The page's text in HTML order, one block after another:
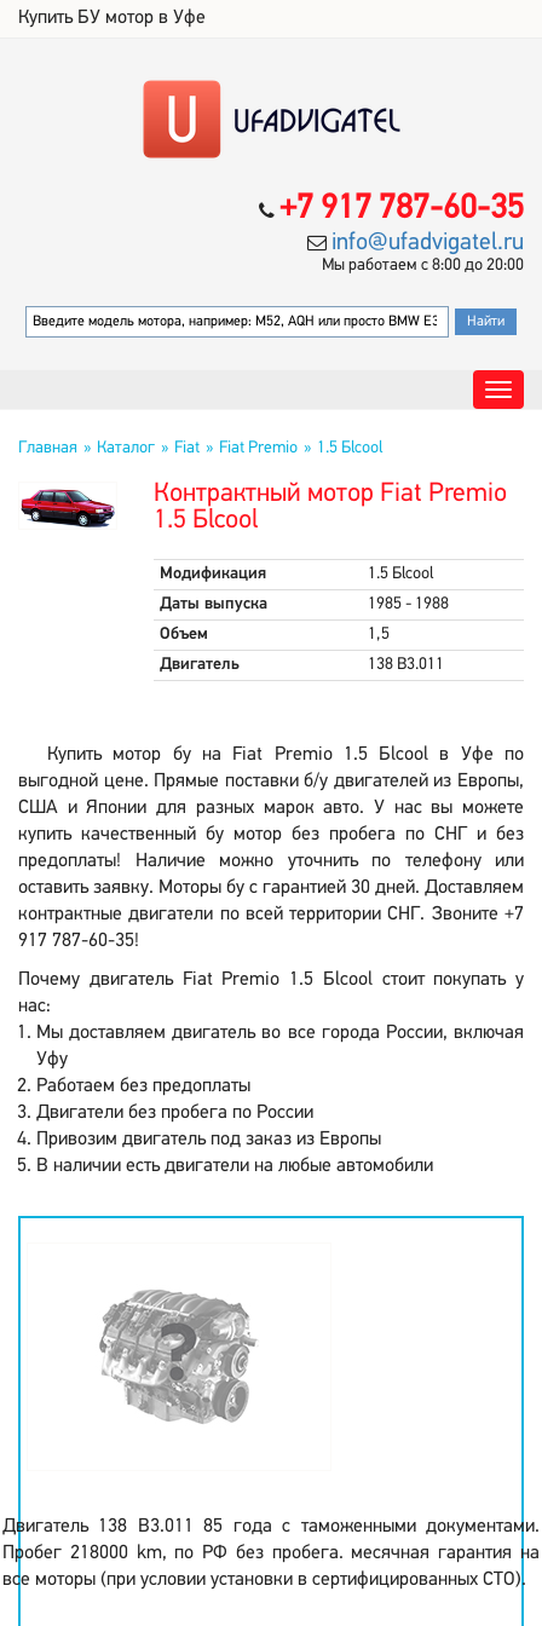
Купить БУ мотор в Уфе
+7 917 787-60-35
info@ufadvigatel.ru
Мы работаем с 8:00 до 20:00
Главная Каталог Fiat Fiat Premio 1.5 Бlcool
Контрактный мотор Fiat Premio
1.5 Бlcool
Модификация
1.5 Бlcool
Даты выпуска
1985 - 1988
Объем
1,5
Двигатель
138 B3.011
Купить мотор бу на Fiat Premio 1.5 Бlcool в Уфе по
выгодной цене. Прямые поставки б/у двигателей из Европы,
США и Японии для разных марок авто. У нас вы можете
купить качественный бу мотор без пробега по СНГ и без
предоплаты! Наличие можно уточнить по телефону или
оставить заявку. Моторы бу с гарантией 30 дней. Доставляем
контрактные двигатели по всей территории СНГ. Звоните +7
917 787-60-35!
Почему двигатель Fiat Premio 1.5 Бlcool стоит покупать у
нас:
Мы доставляем двигатель во все города России, включая
Уфу
Работаем без предоплаты
Двигатели без пробега по России
Привозим двигатель под заказ из Европы
В наличии есть двигатели на любые автомобили
Двигатель 138 B3.011 85 года с таможенными документами.
Пробег 218000 km, по РФ без пробега. месячная гарантия на
все моторы (при условии установки в сертифицированных СТО).